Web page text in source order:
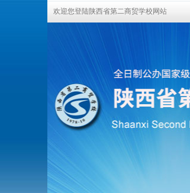
欢迎您登陆陕西省第二商贸学校网站